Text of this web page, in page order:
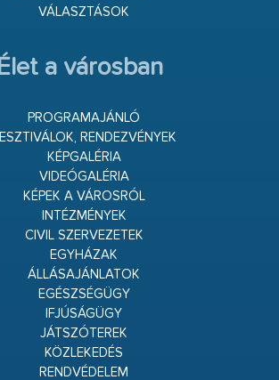
VÁLASZTÁSOK
a városban
PROGRAMAJÁNLÓ
RENDEZVÉNYEK
KÉPGALÉRIA
VIDEÓGALÉRIA
KÉPEK A VÁROSRÓL
INTÉZMÉNYEK
CIVIL SZERVEZETEK
EGYHÁZAK
ÁLLÁSAJÁNLATOK
EGÉSZSÉGÜGY
IFJÚSÁGÜGY
JÁTSZÓTEREK
KÖZLEKEDÉS
RENDVÉDELEM